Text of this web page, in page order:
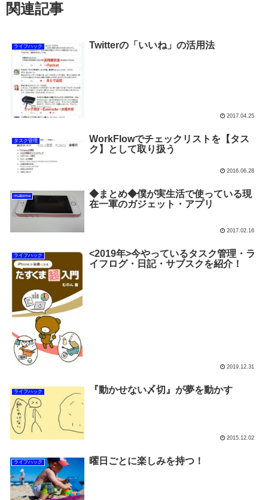
関連記事
ライフハック Twitterの「いいね」の活用法
2017.04.25
タスク管理
WorkFlowでチェックリストを【タス
ク】として取り扱う
2016.06.28
matome
◆まとめ◆僕が実生活で使っている現
在一軍のガジェット・アプリ
2017.02.16
ライフハック
<2019年>今やっているタスク管理・ラ
イフログ・日記・サブスクを紹介！
2019.12.31
ライフハック 『動かせない〆切』が夢を動かす
2015.12.02
ライフハック 曜日ごとに楽しみを持つ！